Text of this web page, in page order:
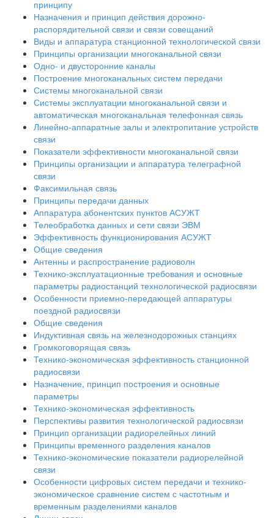
принципу
Назначения и принцип действия дорожно-
распорядительной связи и связи совещаний
Виды и аппаратура станционной технологической связи
Принципы организации многоканальной связи
Одно- и двусторонние каналы
Построение многоканальных систем передачи
Системы многоканальной связи
Системы эксплуатации многоканальной связи и
автоматическая многоканальная телефонная связь
Линейно-аппаратные залы и электропитание устройств
связи
Показатели эффективности многоканальной связи
Принципы организации и аппаратура телеграфной
связи
Факсимильная связь
Принципы передачи данных
Аппаратура абонентских пунктов АСУЖТ
Телеобработка данных и сети связи ЭВМ
Эффективность функционирования АСУЖТ
Общие сведения
Антенны и распространение радиоволн
Технико-эксплуатационные требования и основные
параметры радиостанций технологической радиосвязи
Особенности приемно-передающей аппаратуры
поездной радиосвязи
Общие сведения
Индуктивная связь на железнодорожных станциях
Громкоговорящая связь
Технико-экономическая эффективность станционной
радиосвязи
Назначение, принцип построения и основные
параметры
Технико-экономическая эффективность
Перспективы развития технологической радиосвязи
Принцип организации радиорелейных линий
Принципы временного разделения каналов
Технико-экономические показатели радиорелейной
связи
Особенности цифровых систем передачи и технико-
экономическое сравнение систем с частотным и
временным разделениями каналов